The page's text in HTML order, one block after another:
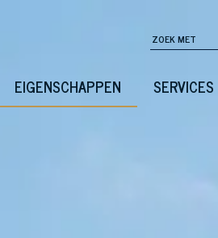
EIGENSCHAPPEN SERVICES